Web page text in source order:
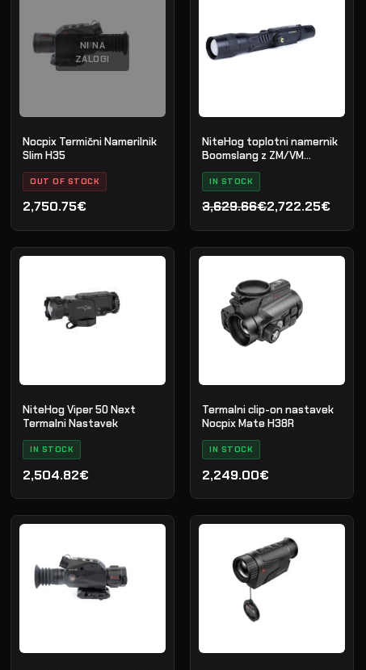
NI NA
ZALOGI
Nocpix Termični Namerilnik
Slim H35
OUT OF STOCK
2,750.75€
NiteHog toplotni namernik
Boomslang z ZM/VM
montažo
IN STOCK
3,629.66€
Izvirna
cena
je
3,629.66€.
2,722.25€
Trenutna
cena
je:
2,722.25€.
NiteHog Viper 50 Next
Termalni Nastavek
IN STOCK
2,504.82€
Termalni clip-on nastavek
Nocpix Mate H38R
IN STOCK
2,249.00€